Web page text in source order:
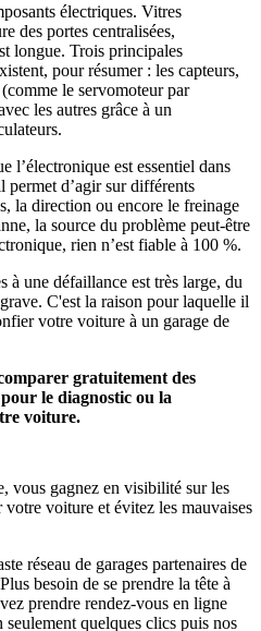
électriques. Vitres
des portes centralisées,
longue. Trois principales
pour résumer : les capteurs,
le servomoteur par
les autres grâce à un
l’électronique est essentiel dans
permet d’agir sur différents
la direction ou encore le freinage
la source du problème peut-être
rien n’est fiable à 100 %.
à une défaillance est très large, du
C'est la raison pour laquelle il
votre voiture à un garage de
gratuitement des
le diagnostic ou la
voiture.
vous gagnez en visibilité sur les
voiture et évitez les mauvaises
réseau de garages partenaires de
besoin de se prendre la tête à
prendre rendez-vous en ligne
quelques clics puis nos